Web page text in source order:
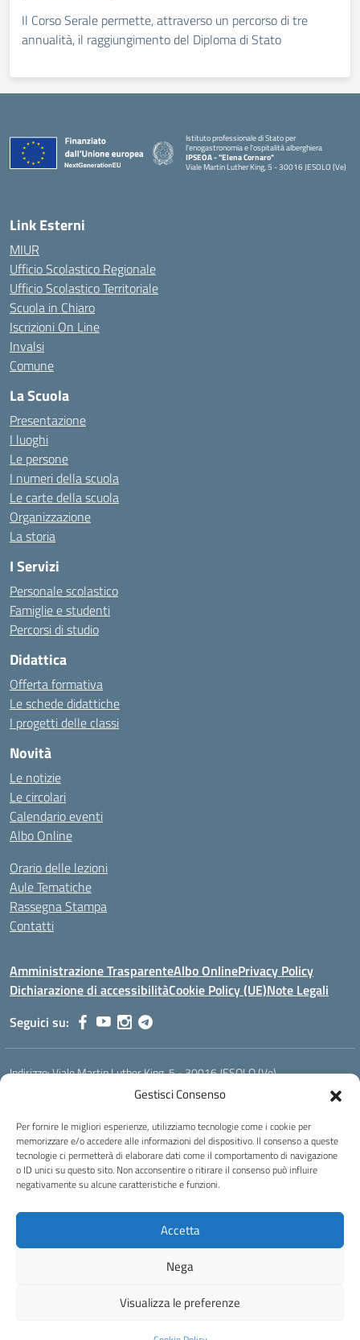
Gestisci Consenso
Per fornire le migliori esperienze, utilizziamo tecnologie come i cookie per
memorizzare e/o accedere alle informazioni del dispositivo. Il consenso a queste
tecnologie ci permetterà di elaborare dati come il comportamento di navigazione
o ID unici su questo sito. Non acconsentire o ritirare il consenso può influire
negativamente su alcune caratteristiche e funzioni.
Accetta
Nega
Visualizza le preferenze
Il Corso Serale permette, attraverso un percorso di tre
annualità, il raggiungimento del Diploma di Stato
Istituto professionale di Stato per
l'enogastronomia e l'ospitalità alberghiera
IPSEOA - ''Elena Cornaro"
Viale Martin Luther King, 5 - 30016 JESOLO (Ve)
— Visita la pagina iniziale della scuola
Link Esterni
MIUR
Ufficio Scolastico Regionale
Ufficio Scolastico Territoriale
Scuola in Chiaro
Iscrizioni On Line
Invalsi
Comune
La Scuola
Presentazione
I luoghi
Le persone
I numeri della scuola
Le carte della scuola
Organizzazione
La storia
I Servizi
Personale scolastico
Famiglie e studenti
Percorsi di studio
Didattica
Offerta formativa
Le schede didattiche
I progetti delle classi
Novità
Le notizie
Le circolari
Calendario eventi
Albo Online
Orario delle lezioni
Aule Tematiche
Rassegna Stampa
Contatti
Amministrazione TrasparenteAlbo OnlinePrivacy Policy
Dichiarazione di accessibilitàCookie Policy (UE)Note Legali
Seguici su:
Indirizzo:Viale Martin Luther King, 5 - 30016 JESOLO (Ve)
Email:verh020008@istruzione.it
Codice fiscale: 93023530277
Codice meccanografico:VERH020008
Codice Indice delle Pubbliche Amministrazioni (IPA): istsc_verh020008
Codice unico di fatturazione (CUF): UFBI5A
Istituto professionale di Stato per l'enogastronomia e l'ospitalità
IPSEOA - ''Elena Cornaro"
Idea e progetto di Designers Italia